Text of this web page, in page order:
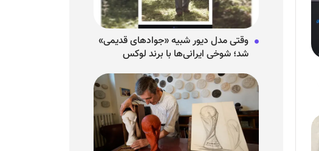
وقتی مدل دیور شبیه «جوادهای قدیمی»
شد؛ شوخی ایرانی‌ها با برند لوکس